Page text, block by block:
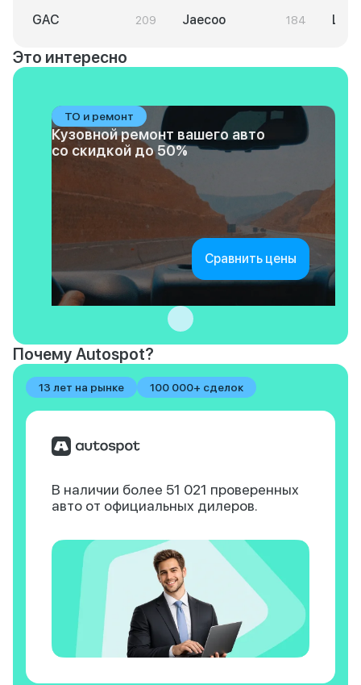
GAC 209 Jaecoo 184
Это интересно
ТО и ремонт
Кузовной ремонт вашего авто
со скидкой до 50%
Сравнить цены
Почему Autospot?
13 лет на рынке 100 000+ сделок
В наличии более 51 021 проверенных
авто от официальных дилеров.